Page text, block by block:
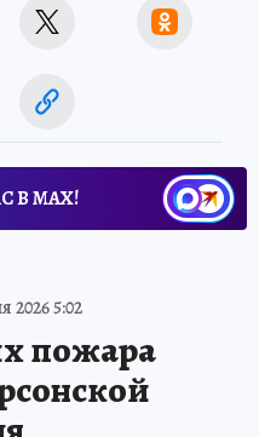
В МАХ!
2026 5:02
пожара